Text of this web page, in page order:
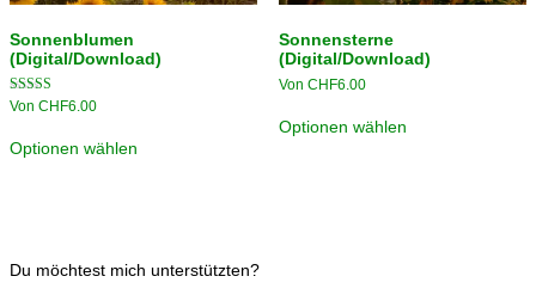
Sonnenblumen
(Digital/Download)
Bewertet
von 5
Von CHF6.00
Optionen wählen
Sonnensterne
(Digital/Download)
Von CHF6.00
Optionen wählen
Du möchtest mich unterstützten?